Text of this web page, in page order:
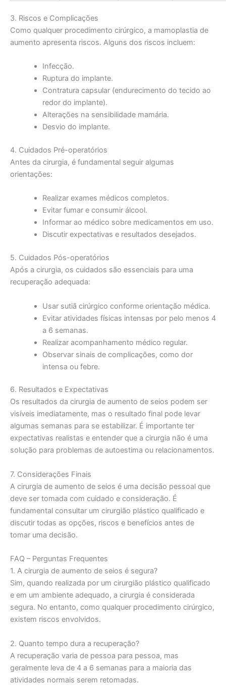
3. Riscos e Complicações
Como qualquer procedimento cirúrgico, a mamoplastia de
aumento apresenta riscos. Alguns dos riscos incluem:
Infecção.
Ruptura do implante.
Contratura capsular (endurecimento do tecido ao
redor do implante).
Alterações na sensibilidade mamária.
Desvio do implante.
4. Cuidados Pré-operatórios
Antes da cirurgia, é fundamental seguir algumas
orientações:
Realizar exames médicos completos.
Evitar fumar e consumir álcool.
Informar ao médico sobre medicamentos em uso.
Discutir expectativas e resultados desejados.
5. Cuidados Pós-operatórios
Após a cirurgia, os cuidados são essenciais para uma
recuperação adequada:
Usar sutiã cirúrgico conforme orientação médica.
Evitar atividades físicas intensas por pelo menos 4
a 6 semanas.
Realizar acompanhamento médico regular.
Observar sinais de complicações, como dor
intensa ou febre.
6. Resultados e Expectativas
Os resultados da cirurgia de aumento de seios podem ser
visíveis imediatamente, mas o resultado final pode levar
algumas semanas para se estabilizar. É importante ter
expectativas realistas e entender que a cirurgia não é uma
solução para problemas de autoestima ou relacionamentos.
7. Considerações Finais
A cirurgia de aumento de seios é uma decisão pessoal que
deve ser tomada com cuidado e consideração. É
fundamental consultar um cirurgião plástico qualificado e
discutir todas as opções, riscos e benefícios antes de
tomar uma decisão.
FAQ – Perguntas Frequentes
1. A cirurgia de aumento de seios é segura?
Sim, quando realizada por um cirurgião plástico qualificado
e em um ambiente adequado, a cirurgia é considerada
segura. No entanto, como qualquer procedimento cirúrgico,
existem riscos envolvidos.
2. Quanto tempo dura a recuperação?
A recuperação varia de pessoa para pessoa, mas
geralmente leva de 4 a 6 semanas para a maioria das
atividades normais serem retomadas.